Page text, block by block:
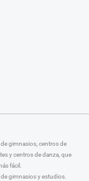
gimnasios, centros de
y centros de danza, que
fácil.
gimnasios y estudios.